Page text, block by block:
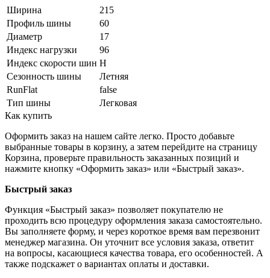
Ширина
215
Профиль шины
60
Диаметр
17
Индекс нагрузки
96
Индекс скорости шин H
Сезонность шины
Летняя
RunFlat
false
Тип шины
Легковая
Как купить
Оформить заказ на нашем сайте легко. Просто добавьте
выбранные товары в корзину, а затем перейдите на страницу
Корзина, проверьте правильность заказанных позиций и
нажмите кнопку «Оформить заказ» или «Быстрый заказ».
Быстрый заказ
Функция «Быстрый заказ» позволяет покупателю не
проходить всю процедуру оформления заказа самостоятельно.
Вы заполняете форму, и через короткое время вам перезвонит
менеджер магазина. Он уточнит все условия заказа, ответит
на вопросы, касающиеся качества товара, его особенностей. А
также подскажет о вариантах оплаты и доставки.